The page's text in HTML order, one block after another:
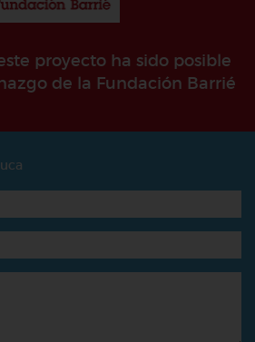
proyecto ha sido posible
de la Fundación Barrié